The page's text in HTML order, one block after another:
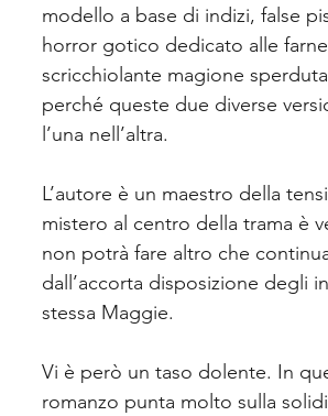
modello a base di indizi, false
horror gotico dedicato alle
scricchiolante magione
perché queste due diverse
l’una nell’altra.
L’autore è un maestro della
mistero al centro della trama è
non potrà fare altro che
dall’accorta disposizione degli
stessa Maggie.
Vi è però un taso dolente. In
romanzo punta molto sulla